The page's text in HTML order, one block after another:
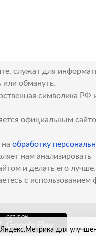
служат для
или обмануть.
символика РФ
официальным
обработку
нам анализировать
и делать его
с использованием
для